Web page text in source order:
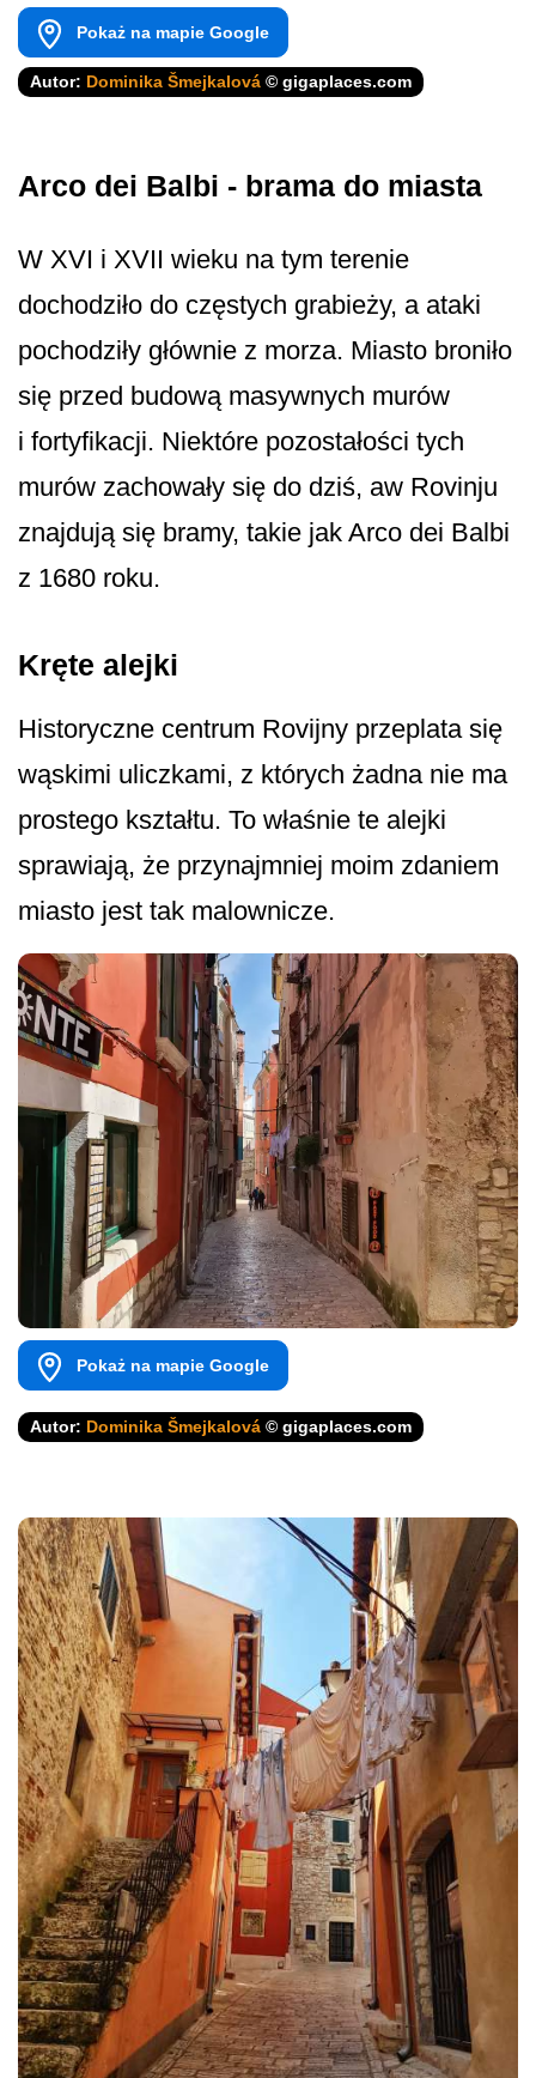
Pokaż na mapie Google
Autor: Dominika Šmejkalová © gigaplaces.com
Arco dei Balbi - brama do miasta
W XVI i XVII wieku na tym terenie
dochodziło do częstych grabieży, a ataki
pochodziły głównie z morza. Miasto broniło
się przed budową masywnych murów
i fortyfikacji. Niektóre pozostałości tych
murów zachowały się do dziś, aw Rovinju
znajdują się bramy, takie jak Arco dei Balbi
z 1680 roku.
Kręte alejki
Historyczne centrum Rovijny przeplata się
wąskimi uliczkami, z których żadna nie ma
prostego kształtu. To właśnie te alejki
sprawiają, że przynajmniej moim zdaniem
miasto jest tak malownicze.
Pokaż na mapie Google
Autor: Dominika Šmejkalová © gigaplaces.com